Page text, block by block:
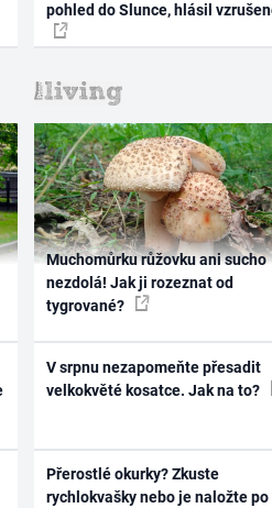
pohled do Slunce, hlásil
Muchomůrku růžovku ani sucho
nezdolá! Jak ji rozeznat od
tygrované?
V srpnu nezapomeňte přesadit
velkokvěté kosatce. Jak na to?
Přerostlé okurky? Zkuste
rychlokvašky nebo je naložte po